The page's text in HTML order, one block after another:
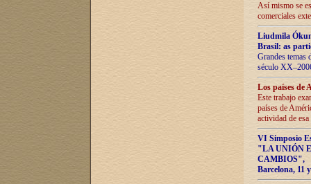
Así mismo se
comerciales
Liudmila
Brasil: as
Grandes temas
século
Los países de
Este trabajo
países de
actividad de
VI Simposio
"LA UNIÓN
CAMBIOS",
Barcelona, 11